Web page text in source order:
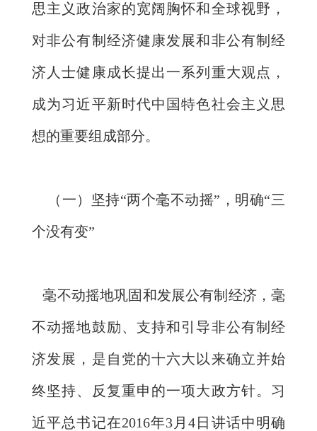
思主义政治家的宽阔胸怀和全球视野，
对非公有制经济健康发展和非公有制经
济人士健康成长提出一系列重大观点，
成为习近平新时代中国特色社会主义思
想的重要组成部分。
（一）坚持“两个毫不动摇”，明确“三
个没有变”
毫不动摇地巩固和发展公有制经济，毫
不动摇地鼓励、支持和引导非公有制经
济发展，是自党的十六大以来确立并始
终坚持、反复重申的一项大政方针。习
近平总书记在2016年3月4日讲话中明确